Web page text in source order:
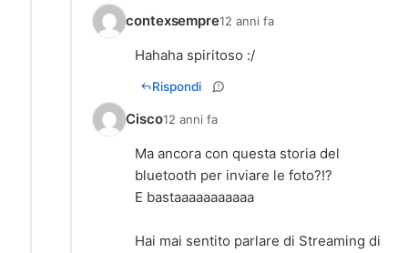
contexsempre12 anni fa
Hahaha spiritoso :/
Rispondi
Cisco12 anni fa
Ma ancora con questa storia del
bluetooth per inviare le foto?!?
E bastaaaaaaaaaaa
Hai mai sentito parlare di Streaming di